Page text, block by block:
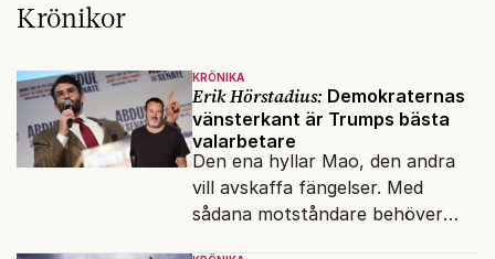
Krönikor
KRÖNIKA
Erik Hörstadius: Demokraternas
vänsterkant är Trumps bästa
valarbetare
Den ena hyllar Mao, den andra
vill avskaffa fängelser. Med
sådana motståndare behöver